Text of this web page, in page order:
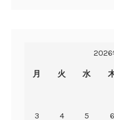
2026
月 火 水
3 4 5 6